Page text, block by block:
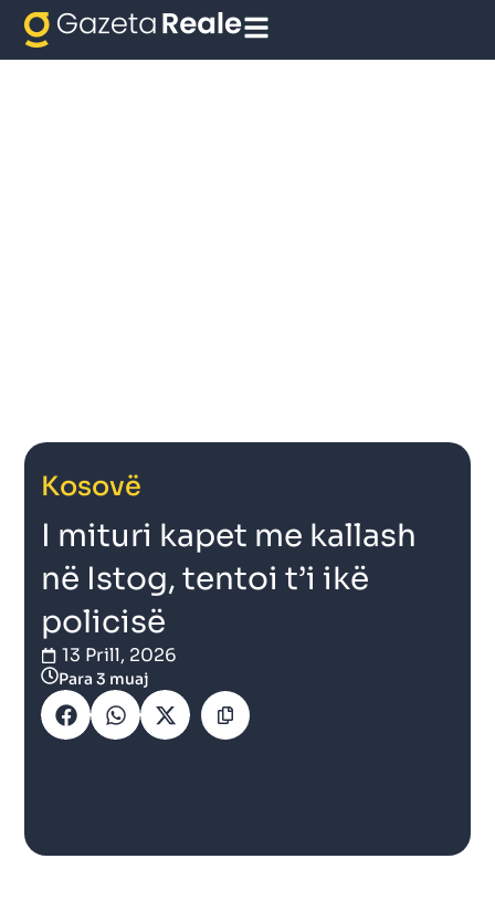
Kosovë
I mituri kapet me kallash
në Istog, tentoi t’i ikë
policisë
13 Prill, 2026
Para 3 muaj